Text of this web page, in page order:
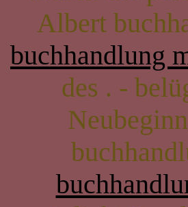
Albert
buchhandlung
des . -